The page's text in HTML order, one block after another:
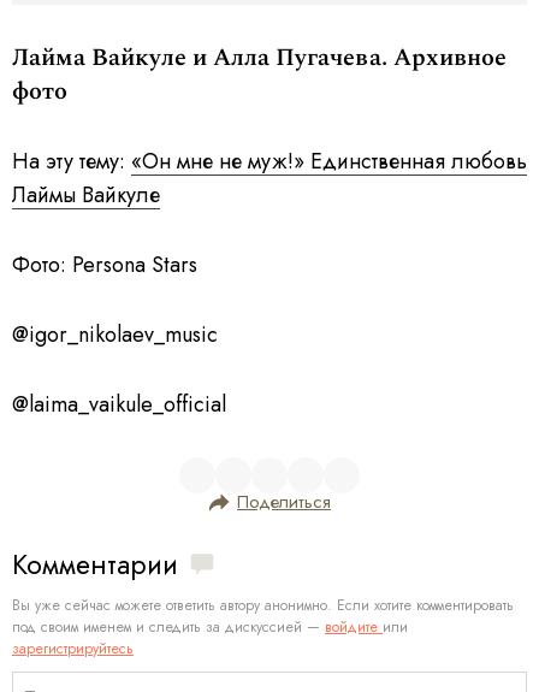
Лайма Вайкуле и Алла Пугачева. Архивное
фото
На эту тему: «Он мне не муж!» Единственная любовь
Лаймы Вайкуле
Фото: Persona Stars
@igor_nikolaev_music
@laima_vaikule_official
Поделиться
Комментарии
Вы уже сейчас можете ответить автору анонимно. Если хотите комментировать
под своим именем и следить за дискуссией — войдите или
зарегистрируйтесь